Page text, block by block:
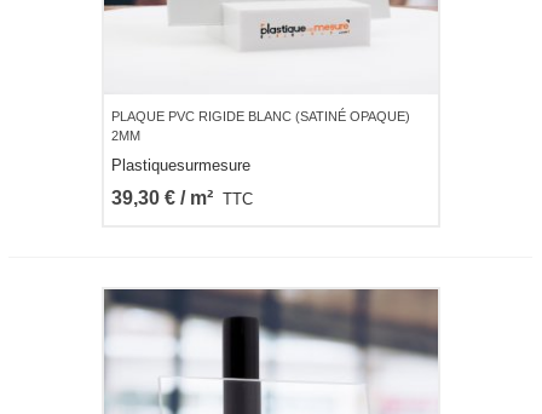
PLAQUE PVC RIGIDE BLANC (SATINÉ OPAQUE)
2MM
Plastiquesurmesure
39,30 € / m² TTC